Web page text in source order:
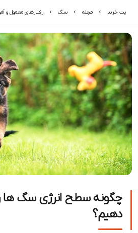
پت خرید مجله سگ رفتارهای معمول و
چگونه سطح انرژی سگ
دهیم؟